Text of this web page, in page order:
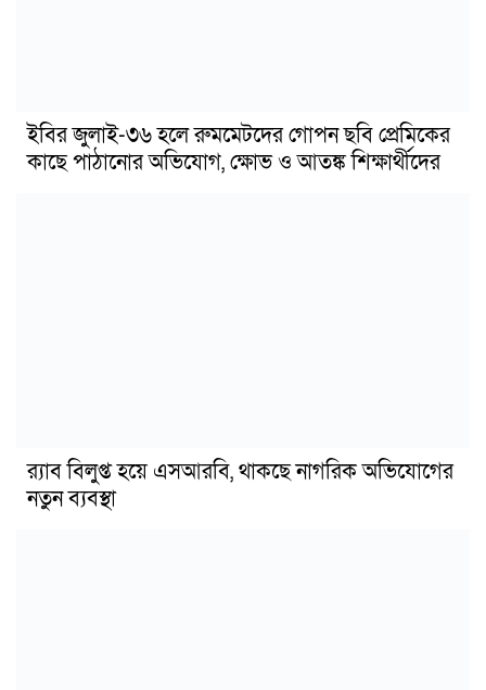
ইবির জুলাই-৩৬ হলে রুমমেটদের গোপন ছবি প্রেমিকের
কাছে পাঠানোর অভিযোগ, ক্ষোভ ও আতঙ্ক শিক্ষার্থীদের
র‍্যাব বিলুপ্ত হয়ে এসআরবি, থাকছে নাগরিক অভিযোগের
নতুন ব্যবস্থা